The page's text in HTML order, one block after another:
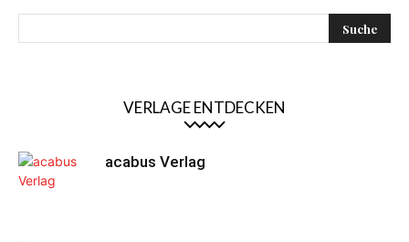
VERLAGE ENTDECKEN
acabus Verlag